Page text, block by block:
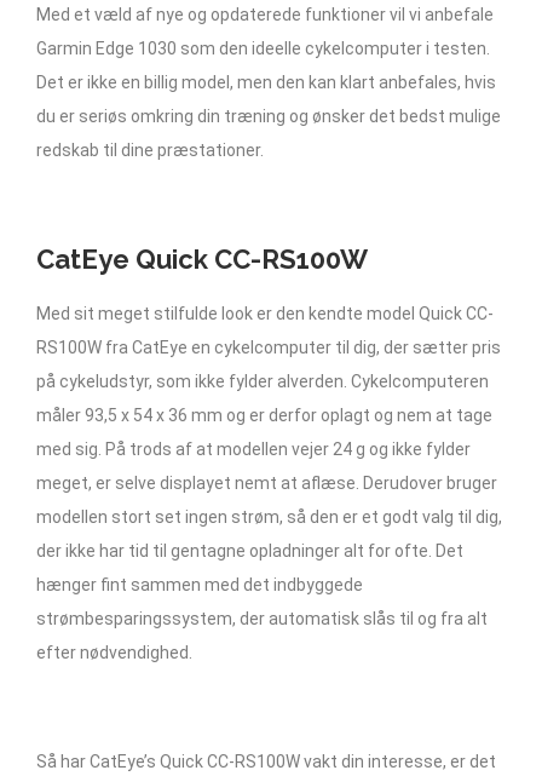
Med et væld af nye og opdaterede funktioner vil vi anbefale
Garmin Edge 1030 som den ideelle cykelcomputer i testen.
Det er ikke en billig model, men den kan klart anbefales, hvis
du er seriøs omkring din træning og ønsker det bedst mulige
redskab til dine præstationer.
CatEye Quick CC-RS100W
Med sit meget stilfulde look er den kendte model Quick CC-
RS100W fra CatEye en cykelcomputer til dig, der sætter pris
på cykeludstyr, som ikke fylder alverden. Cykelcomputeren
måler 93,5 x 54 x 36 mm og er derfor oplagt og nem at tage
med sig. På trods af at modellen vejer 24 g og ikke fylder
meget, er selve displayet nemt at aflæse. Derudover bruger
modellen stort set ingen strøm, så den er et godt valg til dig,
der ikke har tid til gentagne opladninger alt for ofte. Det
hænger fint sammen med det indbyggede
strømbesparingssystem, der automatisk slås til og fra alt
efter nødvendighed.
Så har CatEye’s Quick CC-RS100W vakt din interesse, er det